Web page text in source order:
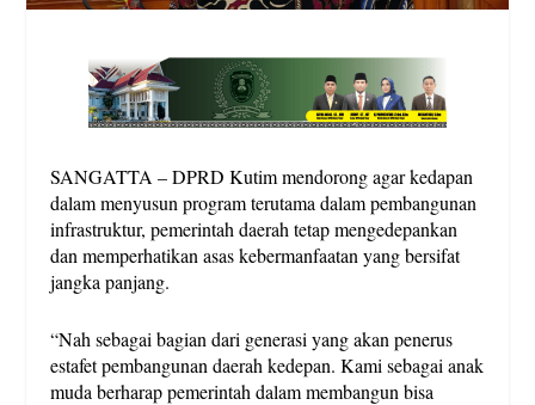
SANGATTA – DPRD Kutim mendorong agar kedapan
dalam menyusun program terutama dalam pembangunan
infrastruktur, pemerintah daerah tetap mengedepankan
dan memperhatikan asas kebermanfaatan yang bersifat
jangka panjang.
“Nah sebagai bagian dari generasi yang akan penerus
estafet pembangunan daerah kedepan. Kami sebagai anak
muda berharap pemerintah dalam membangun bisa